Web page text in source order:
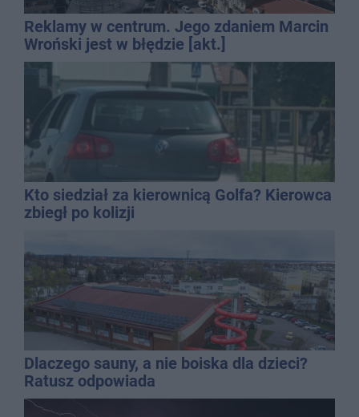
Reklamy w centrum. Jego zdaniem Marcin
Wroński jest w błędzie [akt.]
Kto siedział za kierownicą Golfa? Kierowca
zbiegł po kolizji
Dlaczego sauny, a nie boiska dla dzieci?
Ratusz odpowiada